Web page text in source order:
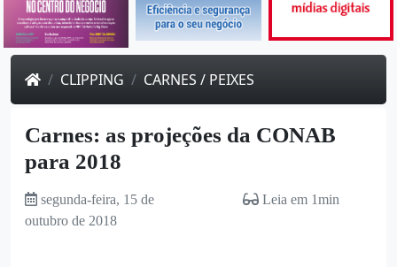
CLIPPING CARNES / PEIXES
Carnes: as projeções da CONAB
para 2018
segunda-feira, 15 de
outubro de 2018
Leia em 1min